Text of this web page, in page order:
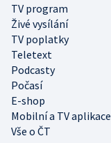
TV program
Živé vysílání
TV poplatky
Teletext
Podcasty
Počasí
E-shop
Mobilní a TV aplikace
Vše o ČT